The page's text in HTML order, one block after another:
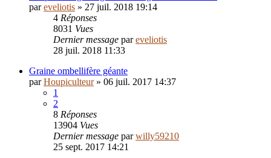
pareveliotis » 27 juil. 2018 19:14
4 Réponses
8031 Vues
Dernier message pareveliotis
28 juil. 2018 11:33
Graine ombellifère géante
parHoupiculteur» 06 juil. 2017 14:37
1
2
8 Réponses
13904 Vues
Dernier message parwilly59210
25 sept. 2017 14:21